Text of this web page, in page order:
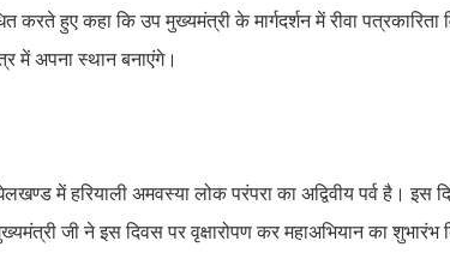
हुए कहा कि उप मुख्यमंत्री के मार्गदर्शन में रीवा पत्रकारिता
में अपना स्थान बनाएंगे।
में हरियाली अमवस्या लोक परंपरा का अद्विवीय पर्व है। इस
जी ने इस दिवस पर वृक्षारोपण कर महाअभियान का शुभारंभ